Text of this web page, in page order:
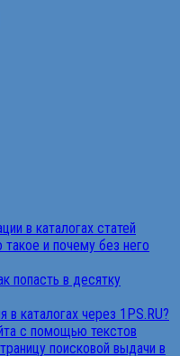
в каталогах статей
такое и почему без него
попасть в десятку
в каталогах через 1PS.RU?
с помощью текстов
поисковой выдачи в